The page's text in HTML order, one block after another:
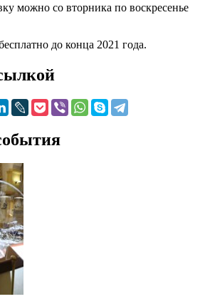
можно со вторника по воскресенье
до конца 2021 года.